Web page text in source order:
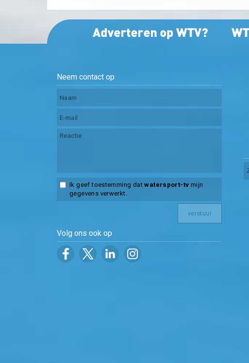
Neem contact op
Ik geef toestemming datwatersport-tv mijn
gegevens verwerkt.
Volg ons ook op